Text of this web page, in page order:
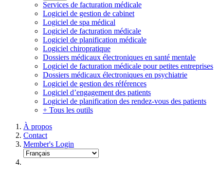
Services de facturation médicale
Logiciel de gestion de cabinet
Logiciel de spa médical
Logiciel de facturation médicale
Logiciel de planification médicale
Logiciel chiropratique
Dossiers médicaux électroniques en santé mentale
Logiciel de facturation médicale pour petites entreprises
Dossiers médicaux électroniques en psychiatrie
Logiciel de gestion des références
Logiciel d’engagement des patients
Logiciel de planification des rendez-vous des patients
+ Tous les outils
À propos
Contact
Member's Login